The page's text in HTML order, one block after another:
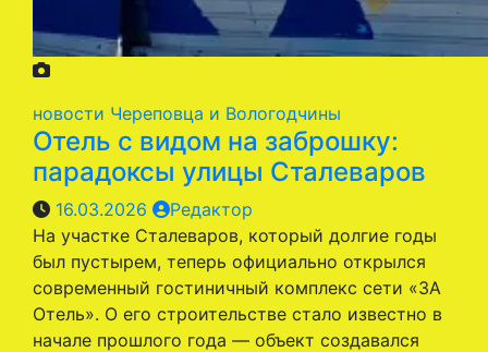
новости Череповца и Вологодчины
Отель с видом на заброшку:
парадоксы улицы Сталеваров
16.03.2026
Редактор
На участке Сталеваров, который долгие годы
был пустырем, теперь официально открылся
современный гостиничный комплекс сети «3A
Отель». О его строительстве стало известно в
начале прошлого года — объект создавался